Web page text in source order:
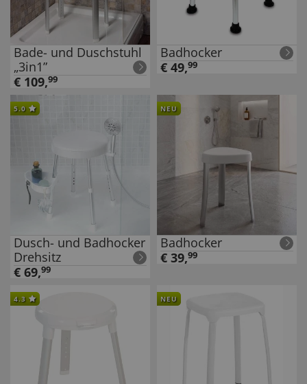
Bade- und Duschstuhl
„3in1”
€ 109,99
Badhocker
€ 49,99
5.0
Dusch- und Badhocker
Drehsitz
€ 69,99
NEU
Badhocker
€ 39,99
4.3 NEU